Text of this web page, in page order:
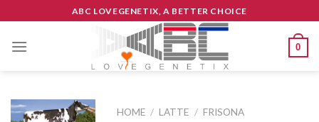
to
content
ABC LOVEGENETIX, A BETTER CHOICE
0
HOME / LATTE / FRISONA